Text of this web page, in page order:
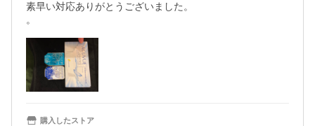
素早い対応ありがとうございました。
購入したストア